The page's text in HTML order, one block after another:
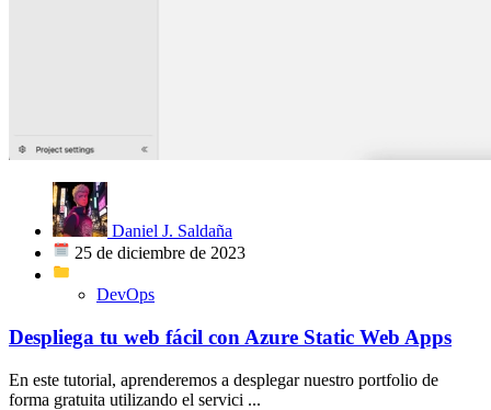
Daniel J. Saldaña
25 de diciembre de 2023
DevOps
Despliega tu web fácil con Azure Static Web Apps
En este tutorial, aprenderemos a desplegar nuestro portfolio de
forma gratuita utilizando el servici ...